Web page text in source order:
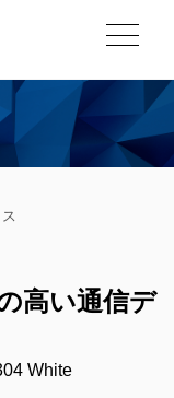
高い通信デ
White